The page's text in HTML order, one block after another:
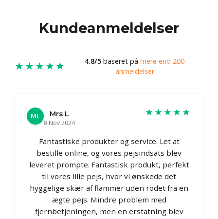
Kundeanmeldelser
★★★★★ 4.8/5 baseret på mere end 200
anmeldelser
ML
Mrs L
8 Nov 2024
★★★★★
Fantastiske produkter og service. Let at
bestille online, og vores pejsindsats blev
leveret prompte. Fantastisk produkt, perfekt
til vores lille pejs, hvor vi ønskede det
hyggelige skær af flammer uden rodet fra en
ægte pejs. Mindre problem med
fjernbetjeningen, men en erstatning blev